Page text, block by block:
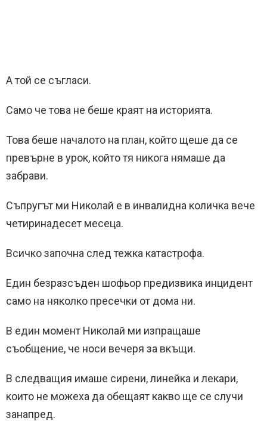
А той се съгласи.
Само че това не беше краят на историята.
Това беше началото на план, който щеше да се
превърне в урок, който тя никога нямаше да
забрави.
Съпругът ми Николай е в инвалидна количка вече
четиринадесет месеца.
Всичко започна след тежка катастрофа.
Един безразсъден шофьор предизвика инцидент
само на няколко пресечки от дома ни.
В един момент Николай ми изпращаше
съобщение, че носи вечеря за вкъщи.
В следващия имаше сирени, линейка и лекари,
които не можеха да обещаят какво ще се случи
занапред.